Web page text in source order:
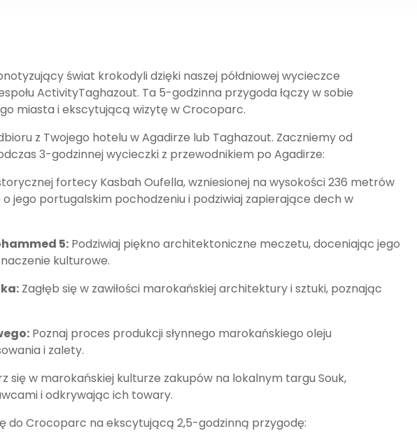
świat krokodyli dzięki naszej półdniowej wycieczce
ActivityTaghazout. Ta 5-godzinna przygoda łączy w sobie
miasta i ekscytującą wizytę w Crocoparc.
z Twojego hotelu w Agadirze lub Taghazout. Zaczniemy od
3-godzinnej wycieczki z przewodnikiem po Agadirze:
fortecy Kasbah Oufella, wzniesionej na wysokości 236 metrów
jego portugalskim pochodzeniu i podziwiaj zapierające dech w
5: Podziwiaj piękno architektoniczne meczetu, doceniając jego
kulturowe.
Zagłęb się w zawiłości marokańskiej architektury i sztuki, poznając
Poznaj proces produkcji słynnego marokańskiego oleju
i zalety.
się w marokańskiej kulturze zakupów na lokalnym targu Souk,
i odkrywając ich towary.
do Crocoparc na ekscytującą 2,5-godzinną przygodę: